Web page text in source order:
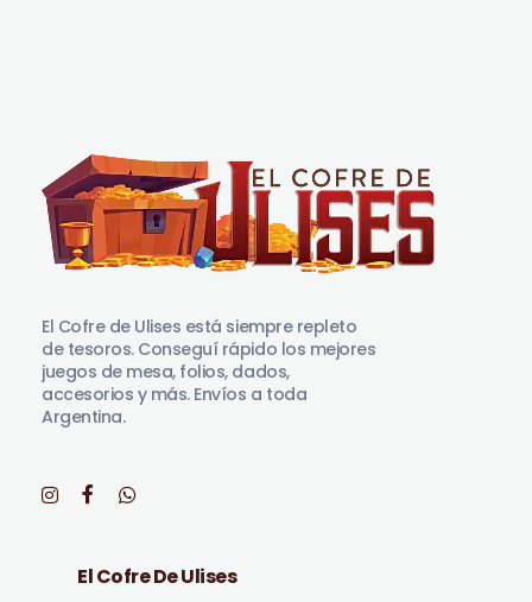
El Cofre de Ulises está siempre repleto
de tesoros. Conseguí rápido los mejores
juegos de mesa, folios, dados,
accesorios y más. Envíos a toda
Argentina.
El Cofre De Ulises